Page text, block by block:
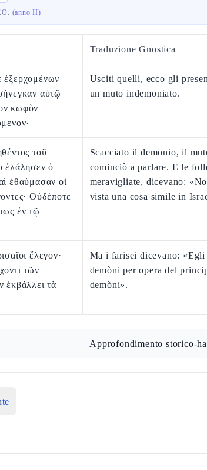
(anno II)
Traduzione Gnostica
αὐτῷ
κωφὸν
Usciti quelli, ecco gli
un muto indemoniato.
τοῦ
ἐλάλησεν ὁ
ἐθαύμασαν οἱ
Οὐδέποτε
ἐν τῷ
Scacciato il demonio, il
cominciò a parlare. E le
meravigliate, dicevano:
vista una cosa simile in
ἔλεγον·
τῶν
ἐκβάλλει τὰ
Ma i farisei dicevano: «Egli
demòni per opera del
demòni».
Approfondimento storico-